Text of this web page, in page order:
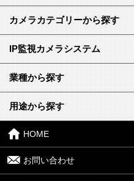
カメラカテゴリーから探す
IP監視カメラシステム
業種から探す
用途から探す
HOME
お問い合わせ